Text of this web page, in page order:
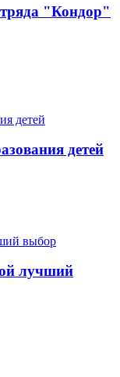
"Кондор"
детей
лучший